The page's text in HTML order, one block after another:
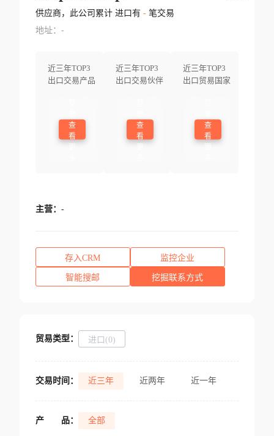
供应商，此公司累计 进口有 -笔交易
地址：-
近三年TOP3
出口交易产品
查
看
近三年TOP3
出口交易伙伴
查
看
近三年TOP3
出口贸易国家
查
看
主营： -
存入CRM 监控企业
智能搜邮 挖掘联系方式
贸易类型： 进口(0)
交易时间： 近三年 近两年 近一年
产 品： 全部